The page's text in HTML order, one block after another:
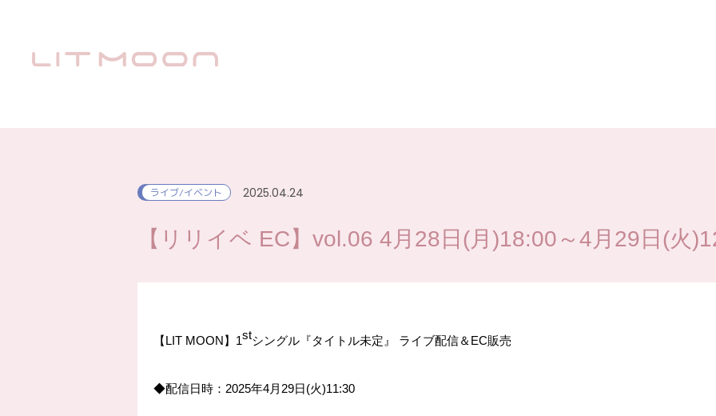
ライブ/イベント 2025.04.24
【リリイベ EC】vol.06 4月28日(月)18:00～4月29日(火
【LIT MOON】 1stシングル『タイトル未定』 ライブ配信＆ EC販売
◆配信日時： 2025年4月 29日(火)11:30